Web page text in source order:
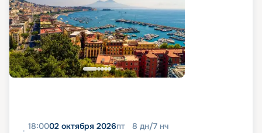
18:0002 октября 2026пт 8 дн/7 нч